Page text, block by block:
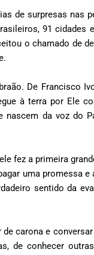
de surpresas nas
91 cidades
o chamado de
De Francisco
à terra por Ele
da voz do
fez a primeira
uma promessa e
sentido da
carona e
de conhecer